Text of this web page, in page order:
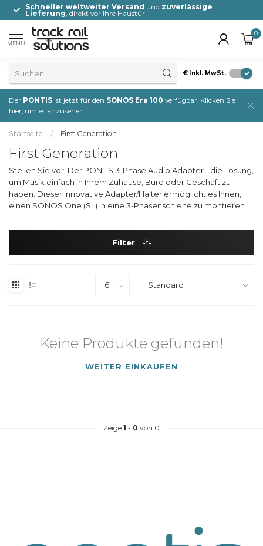
Schneller weltweiter Versand und zuverlässige
Lieferung, direkt vor Ihre Haustür!
MENU
0
€ Inkl. MwSt.
Der PONTIS ist jetzt für den SONOS Era 100 verfügbar. Klicken Sie
hier, um es anzusehen.
Startseite / First Generation
First Generation
Stellen Sie vor: Der PONTIS 3-Phase Audio Adapter - die Lösung,
um Musik einfach in Ihrem Zuhause, Büro oder Geschäft zu
haben. Dieser innovative Adapter/Halter ermöglicht es Ihnen,
einen SONOS One (SL) in eine 3-Phasenschiene zu montieren.
Filter
Keine Produkte gefunden!
WEITER EINKAUFEN
Zeige 1 - 0 von 0